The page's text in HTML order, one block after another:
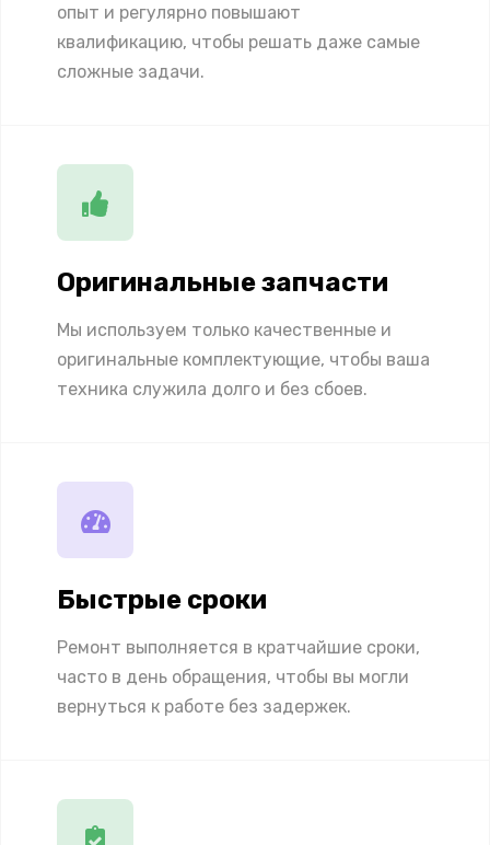
опыт и регулярно повышают
квалификацию, чтобы решать даже самые
сложные задачи.
Оригинальные запчасти
Мы используем только качественные и
оригинальные комплектующие, чтобы ваша
техника служила долго и без сбоев.
Быстрые сроки
Ремонт выполняется в кратчайшие сроки,
часто в день обращения, чтобы вы могли
вернуться к работе без задержек.